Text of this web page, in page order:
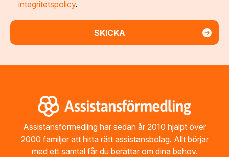
integritetspolicy.
Assistansförmedling har sedan år 2010 hjälpt över
2000 familjer att hitta rätt assistansbolag. Allt börjar
med ett samtal får du berättar om dina behov.